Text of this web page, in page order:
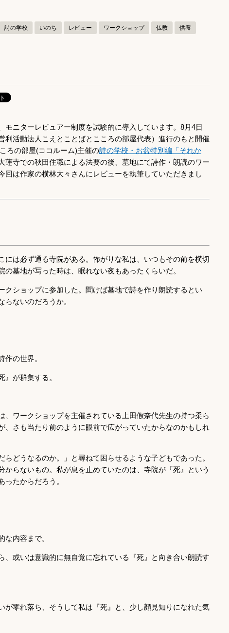
詩の学校 いのち レビュー ワークショップ 仏教 供養
モニターレビュアー制度を試験的に導入しています。8月4日
利活動法人こえとことばとこころの部屋代表）進行のもと開催
ろの部屋(ココルーム)主催の詩の学校・お盆特別編「それか
蓮寺での秋田住職による法要の後、墓地にて詩作・朗読のワー
回は作家の横林大々さんにレビューを執筆していただきまし
には必ず通る寺院がある。怖がりな私は、いつもその前を横切
の墓地が写った時は、眠れない夜もあったくらいだ。
クショップに参加した。聞けば墓地で詩を作り朗読するとい
らないのだろうか。
作の世界。
』が群集する。
、ワークショップを主催されている上田假奈代先生の持つ柔ら
、さも当たり前のように眼前で広がっていたからなのかもしれ
どうなるのか。」と尋ねて困らせるような子どもであった。
からないもの。私が息を止めていたのは、寺院が『死』という
ったからだろう。
な内容まで。
、或いは意識的に無自覚に忘れている『死』と向き合い朗読す
が零れ落ち、そうして私は『死』と、少し顔見知りになれた気